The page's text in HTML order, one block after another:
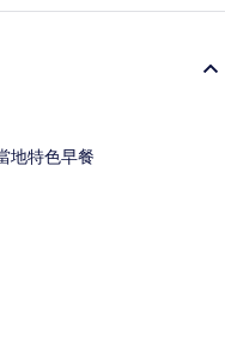
地特色早餐